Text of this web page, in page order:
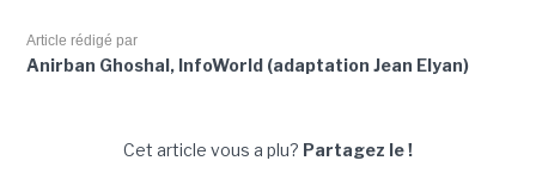
Article rédigé par
Anirban Ghoshal, InfoWorld (adaptation Jean Elyan)
Cet article vous a plu? Partagez le !